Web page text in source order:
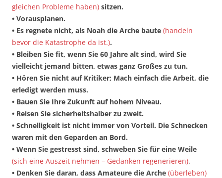
gleichen Probleme haben) sitzen.
• Vorausplanen.
• Es regnete nicht, als Noah die Arche baute (handeln
bevor die Katastrophe da ist.).
• Bleiben Sie fit, wenn Sie 60 Jahre alt sind, wird Sie
vielleicht jemand bitten, etwas ganz Großes zu tun.
• Hören Sie nicht auf Kritiker; Mach einfach die Arbeit, die
erledigt werden muss.
• Bauen Sie Ihre Zukunft auf hohem Niveau.
• Reisen Sie sicherheitshalber zu zweit.
• Schnelligkeit ist nicht immer von Vorteil. Die Schnecken
waren mit den Geparden an Bord.
• Wenn Sie gestresst sind, schweben Sie für eine Weile
(sich eine Auszeit nehmen – Gedanken regenerieren).
• Denken Sie daran, dass Amateure die Arche (überleben)